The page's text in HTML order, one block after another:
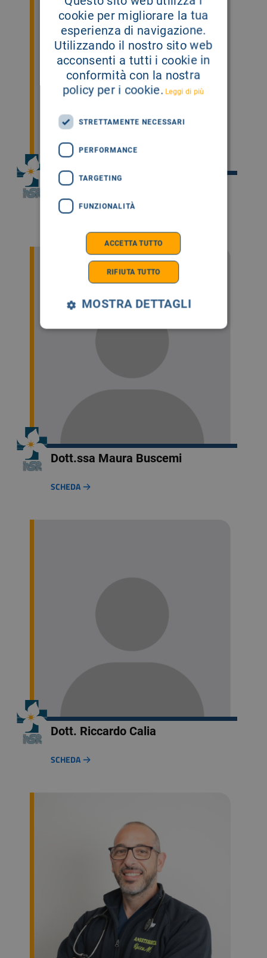
Dott.ssa Maria Passafiume
SCHEDA
Dott.ssa Maura Buscemi
SCHEDA
Dott. Riccardo Calia
SCHEDA
cookie per migliorare la tua
esperienza di navigazione.
Utilizzando il nostro sito web
acconsenti a tutti i cookie in
conformità con la nostra
policy per i cookie. Leggi di più
STRETTAMENTE NECESSARI
PERFORMANCE
TARGETING
FUNZIONALITÀ
ACCETTA TUTTO
RIFIUTA TUTTO
MOSTRA DETTAGLI